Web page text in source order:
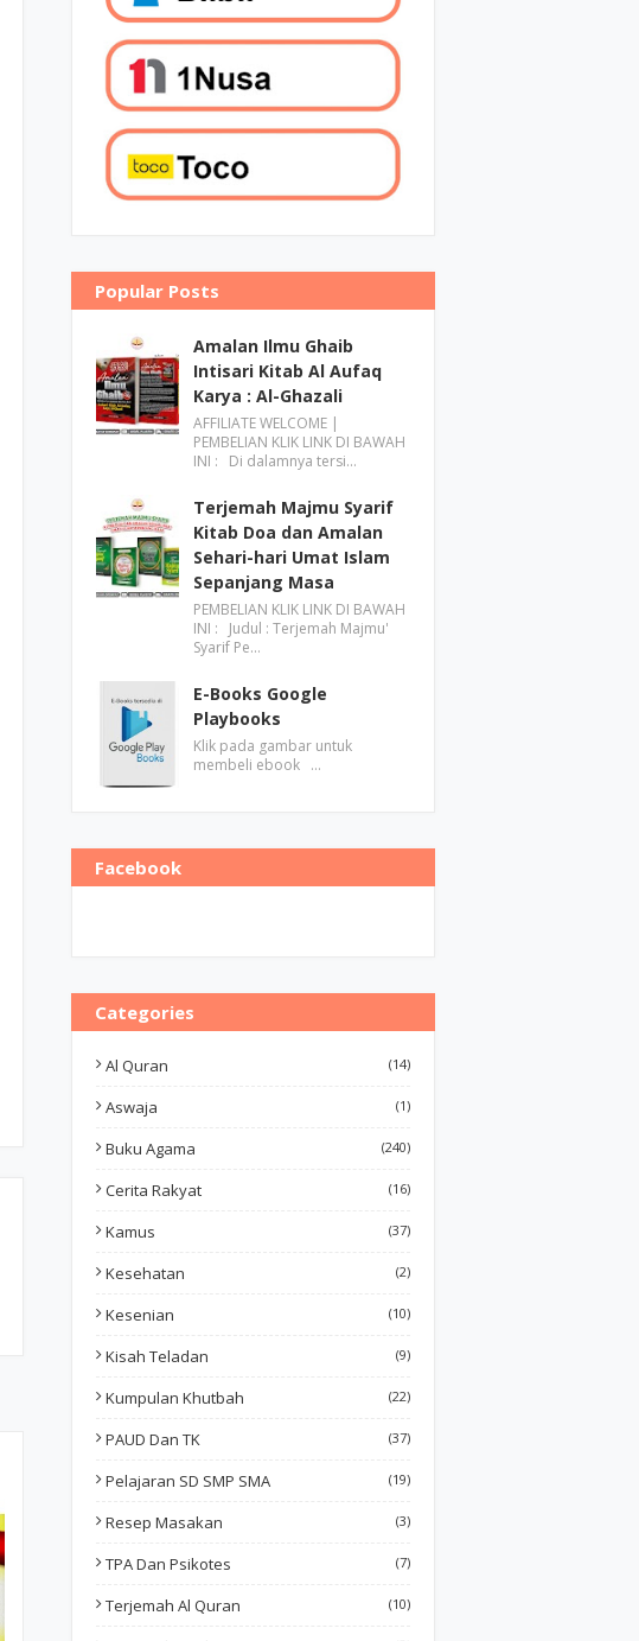
Popular Posts
Amalan Ilmu Ghaib
Intisari Kitab Al Aufaq
Karya : Al-Ghazali
AFFILIATE WELCOME |
PEMBELIAN KLIK LINK DI BAWAH
INI : Di dalamnya tersi…
Terjemah Majmu Syarif
Kitab Doa dan Amalan
Sehari-hari Umat Islam
Sepanjang Masa
PEMBELIAN KLIK LINK DI BAWAH
INI : Judul : Terjemah Majmu'
Syarif Pe…
E-Books Google
Playbooks
Klik pada gambar untuk
membeli ebook …
Facebook
Categories
Al Quran (14)
Aswaja (1)
Buku Agama (240)
Cerita Rakyat (16)
Kamus (37)
Kesehatan (2)
Kesenian (10)
Kisah Teladan (9)
Kumpulan Khutbah (22)
PAUD Dan TK (37)
Pelajaran SD SMP SMA (19)
Resep Masakan (3)
TPA Dan Psikotes (7)
Terjemah Al Quran (10)